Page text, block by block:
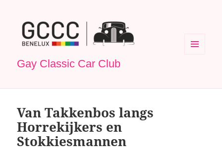
Gay Classic Car Club
Van Takkenbos langs
Horrekijkers en
Stokkiesmannen